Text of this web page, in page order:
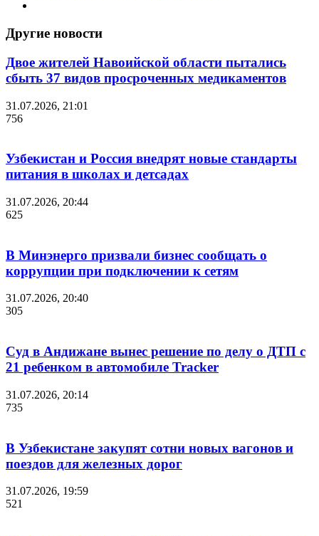
Другие новости
Двое жителей Навоийской области пытались
сбыть 37 видов просроченных медикаментов
31.07.2026, 21:01
756
Узбекистан и Россия внедрят новые стандарты
питания в школах и детсадах
31.07.2026, 20:44
625
В Минэнерго призвали бизнес сообщать о
коррупции при подключении к сетям
31.07.2026, 20:40
305
Суд в Андижане вынес решение по делу о ДТП с
21 ребенком в автомобиле Tracker
31.07.2026, 20:14
735
В Узбекистане закупят сотни новых вагонов и
поездов для железных дорог
31.07.2026, 19:59
521